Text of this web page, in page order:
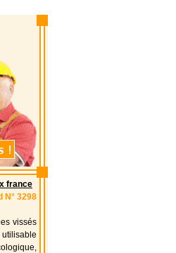
france
N° 3298
vissés